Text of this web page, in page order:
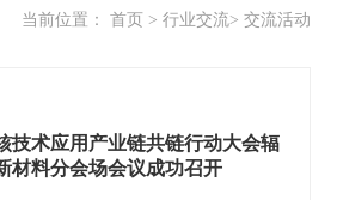
当前位置： 首页 > 行业交流> 交流活动
技术应用产业链共链行动大会辐
材料分会场会议成功召开